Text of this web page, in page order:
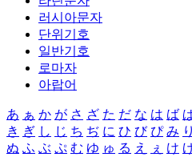
러시아문자
단위기호
일반기호
로마자
아랍어
あ ぁ か が さ ざ た だ な は ば
き ぎ し じ ち ぢ に ひ び ぴ み り
ぬ ふ ぶ ぷ む ゆ ゅ る え ぇ け